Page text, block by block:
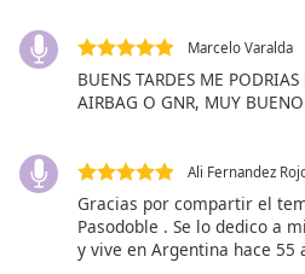
close
the
Color
Marcelo Varalda
BUENS TARDES ME
AIRBAG O GNR, MUY
Ali Fernandez
Gracias por compartir el
Pasodoble . Se lo dedico a
y vive en Argentina hace 55